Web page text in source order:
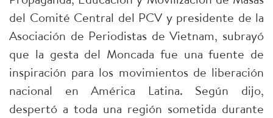
del Comité Central del PCV y presidente de la
Asociación de Periodistas de Vietnam, subrayó
que la gesta del Moncada fue una fuente de
inspiración para los movimientos de liberación
nacional en América Latina. Según dijo,
despertó a toda una región sometida durante